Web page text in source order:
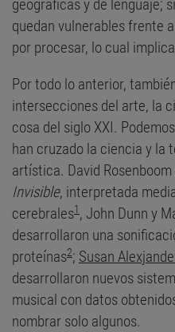
geográficas y de lenguaje;
quedan vulnerables frente
por procesar, lo cual
Por todo lo anterior,
intersecciones del arte, la
cosa del siglo XXI.
han cruzado la ciencia y la
artística. David
Invisible, interpretada
cerebrales1 , John Dunn y
desarrollaron una
proteínas2; Susan
desarrollaron nuevos
musical con datos
nombrar solo algunos.